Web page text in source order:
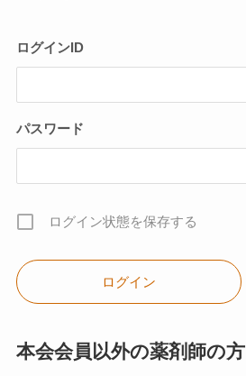
ログインID
パスワード
ログイン状態を保存する
本会会員以外の薬剤師の方